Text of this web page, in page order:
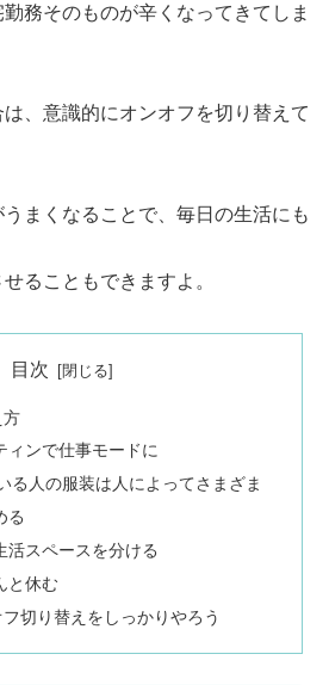
務そのものが辛くなってきてしま
、意識的にオンオフを切り替えて
まくなることで、毎日の生活にも
ることもできますよ。
目次
方
ィンで仕事モードに
る人の服装は人によってさまざま
る
活スペースを分ける
と休む
切り替えをしっかりやろう